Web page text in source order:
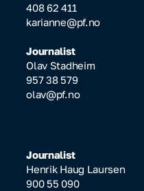
408 62 411
karianne@pf.no
Journalist
Olav Stadheim
957 38 579
olav@pf.no
Journalist
Henrik Haug Laursen
900 55 090